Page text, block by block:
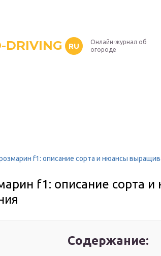
DRIVING RU
Онлайн-журнал об
огороде
f1: описание сорта и нюансы
f1: описание сорта
Содержание: